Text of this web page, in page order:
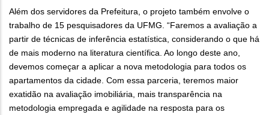
Além dos servidores da Prefeitura, o projeto também envolve o
trabalho de 15 pesquisadores da UFMG. “Faremos a avaliação a
partir de técnicas de inferência estatística, considerando o que há
de mais moderno na literatura científica. Ao longo deste ano,
devemos começar a aplicar a nova metodologia para todos os
apartamentos da cidade. Com essa parceria, teremos maior
exatidão na avaliação imobiliária, mais transparência na
metodologia empregada e agilidade na resposta para os